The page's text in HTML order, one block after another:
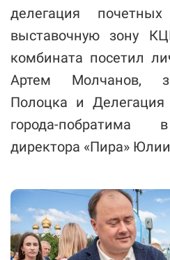
делегация
выставочную зону
комбината посетил
Артем Молчанов,
Полоцка и Делегация
города-побратима
директора «Пира»